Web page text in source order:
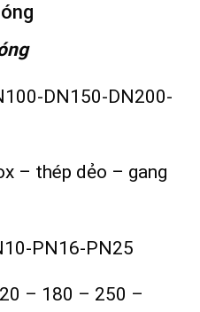
DN150-DN200-
– thép dẻo – gang
PN16-PN25
– 180 – 250 –